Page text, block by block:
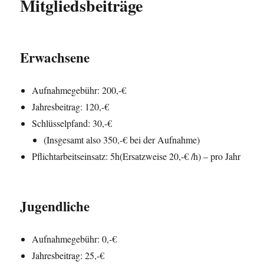
Mitgliedsbeiträge
Erwachsene
Aufnahmegebühr: 200,-€
Jahresbeitrag: 120,-€
Schlüsselpfand: 30,-€
(Insgesamt also 350,-€ bei der Aufnahme)
Pflichtarbeitseinsatz: 5h(Ersatzweise 20,-€ /h) – pro Jahr
Jugendliche
Aufnahmegebühr: 0,-€
Jahresbeitrag: 25,-€